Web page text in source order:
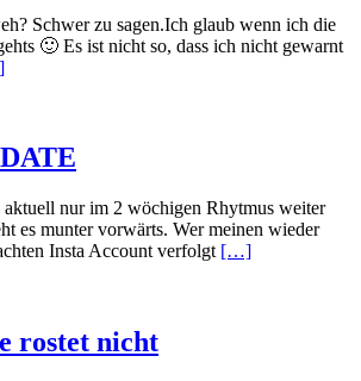
Schwer zu sagen.Ich glaub wenn ich die
🙂 Es ist nicht so, dass ich nicht gewarnt
nur im 2 wöchigen Rhytmus weiter
es munter vorwärts. Wer meinen wieder
Insta Account verfolgt […]
rostet nicht